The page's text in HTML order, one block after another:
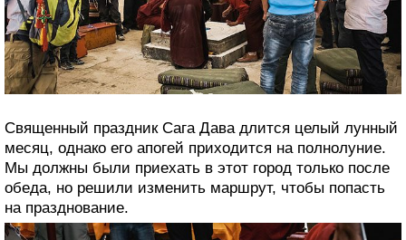
Священный праздник Сага Дава длится целый лунный
месяц, однако его апогей приходится на полнолуние.
Мы должны были приехать в этот город только после
обеда, но решили изменить маршрут, чтобы попасть
на празднование.